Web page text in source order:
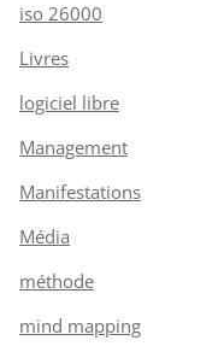
iso 26000
Livres
logiciel libre
Management
Manifestations
Média
méthode
mind mapping